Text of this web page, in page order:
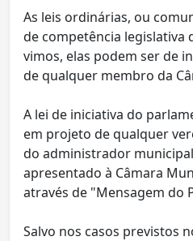
As leis ordinárias, ou
de competência legislativa
vimos, elas podem ser de
de qualquer membro da
A lei de iniciativa do
em projeto de qualquer
do administrador
apresentado à Câmara
através de "Mensagem do
Salvo nos casos previstos